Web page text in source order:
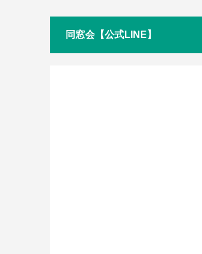
同窓会【公式LINE】